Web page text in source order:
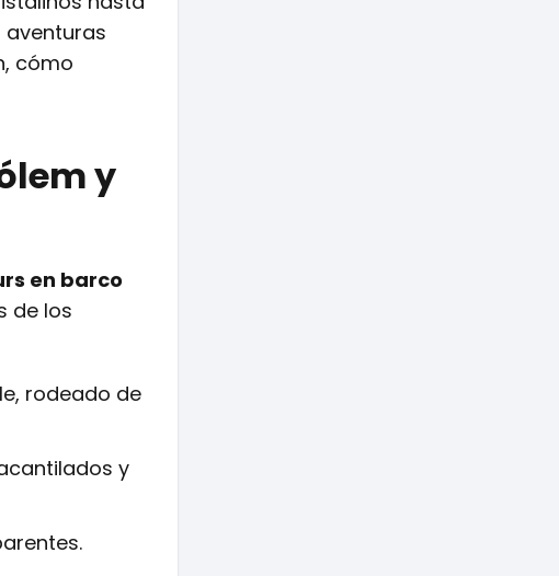
aventuras
cómo
y
en barco
de los
rodeado de
y